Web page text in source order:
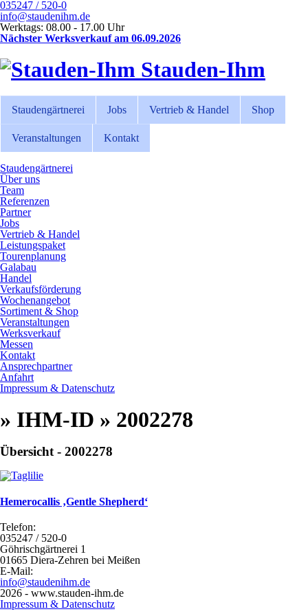
035247 / 520-0
info@staudenihm.de
Werktags: 08.00 - 17.00 Uhr
Nächster Werksverkauf am 06.09.2026
Stauden-Ihm
Staudengärtnerei Jobs Vertrieb & Handel Shop
Veranstaltungen Kontakt
Staudengärtnerei
Über uns
Team
Referenzen
Partner
Jobs
Vertrieb & Handel
Leistungspaket
Tourenplanung
Galabau
Handel
Verkaufsförderung
Wochenangebot
Sortiment & Shop
Veranstaltungen
Werksverkauf
Messen
Kontakt
Ansprechpartner
Anfahrt
Impressum & Datenschutz
» IHM-ID » 2002278
Übersicht - 2002278
Hemerocallis ‚Gentle Shepherd‘
Telefon:
035247 / 520-0
Göhrischgärtnerei 1
01665 Diera-Zehren bei Meißen
E-Mail:
info@staudenihm.de
2026 - www.stauden-ihm.de
Impressum & Datenschutz